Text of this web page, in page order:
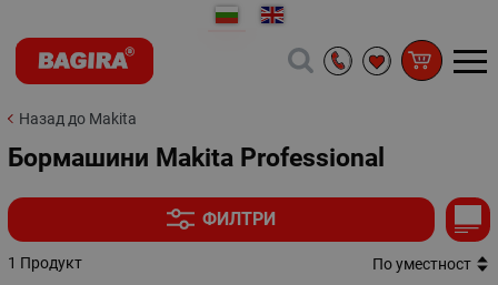
Назад до Makita
Бормашини Makita Professional
ФИЛТРИ
1 Продукт По уместност